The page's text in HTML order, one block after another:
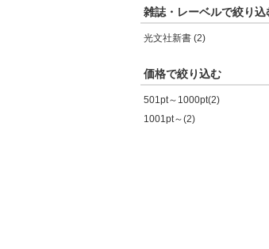
雑誌・レーベルで絞り込
光文社新書 (2)
価格で絞り込む
501pt～1000pt(2)
1001pt～(2)